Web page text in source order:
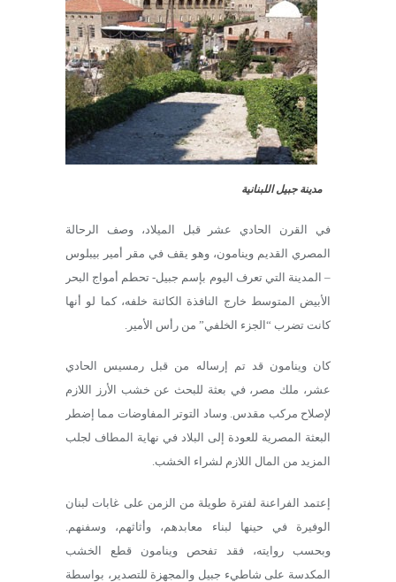
مدينة جبيل اللبنانية
في القرن الحادي عشر قبل الميلاد، وصف الرحالة
المصري القديم وينامون، وهو يقف في مقر أمير بيبلوس
– المدينة التي تعرف اليوم بإسم جبيل- تحطم أمواج البحر
الأبيض المتوسط خارج النافذة الكائنة خلفه، كما لو أنها
كانت تضرب “الجزء الخلفي” من رأس الأمير.
كان وينامون قد تم إرساله من قبل رمسيس الحادي
عشر، ملك مصر، في بعثة للبحث عن خشب الأرز اللازم
لإصلاح مركب مقدس. وساد التوتر المفاوضات مما إضطر
البعثة المصرية للعودة إلى البلاد في نهاية المطاف لجلب
المزيد من المال اللازم لشراء الخشب.
إعتمد الفراعنة لفترة طويلة من الزمن على غابات لبنان
الوفيرة في حينها لبناء معابدهم، وأثاثهم، وسفنهم.
وبحسب روايته، فقد تفحص وينامون قطع الخشب
المكدسة على شاطيء جبيل والمجهزة للتصدير، بواسطة